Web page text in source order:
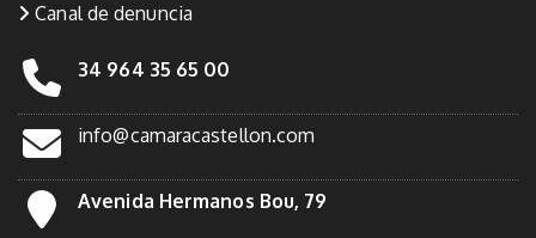
Canal de denuncia
34 964 35 65 00
info@camaracastellon.com
Avenida Hermanos Bou, 79